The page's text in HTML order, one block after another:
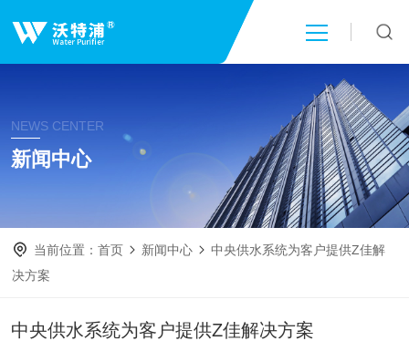
产品中心
新闻中心
NEWS CENTER
新闻中心
当前位置：首页 新闻中心
中央供水系统为客户提供Z佳解
决方案
中央供水系统为客户提供Z佳解决方案